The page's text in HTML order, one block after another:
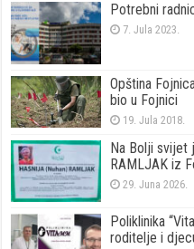
Potrebni
7. Jula 2023.
Opština
bio u Fojnici
19. Jula 2018.
Na Bolji svijet
RAMLJAK iz
29. Juna 2026.
Poliklinika
roditelje i